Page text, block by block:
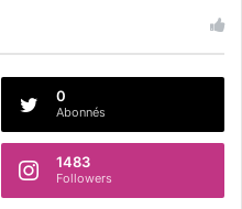
0
Abonnés
1483
Followers